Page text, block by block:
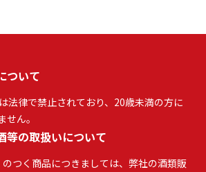
ついて
法律で禁止されており、20歳未満の方に
ん。
等の取扱いについて
つく商品につきましては、弊社の酒類販